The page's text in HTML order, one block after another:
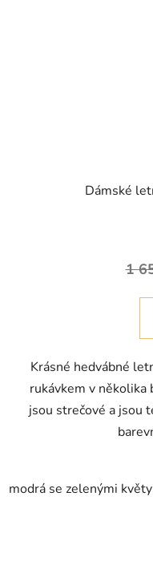
Dámské
1
Krásné hedvábné
rukávkem v několika
jsou strečové a jsou
modrá se zelenými květy